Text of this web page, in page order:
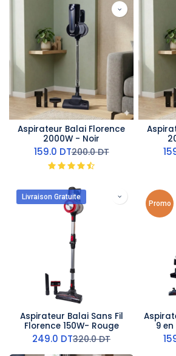
Aspirateur Balai Florence
2000W - Noir
159.0 DT200.0DT
Livraison Gratuite
Aspirateur Balai Sans Fil
Florence 150W- Rouge
249.0 DT320.0DT
Promo
9 en